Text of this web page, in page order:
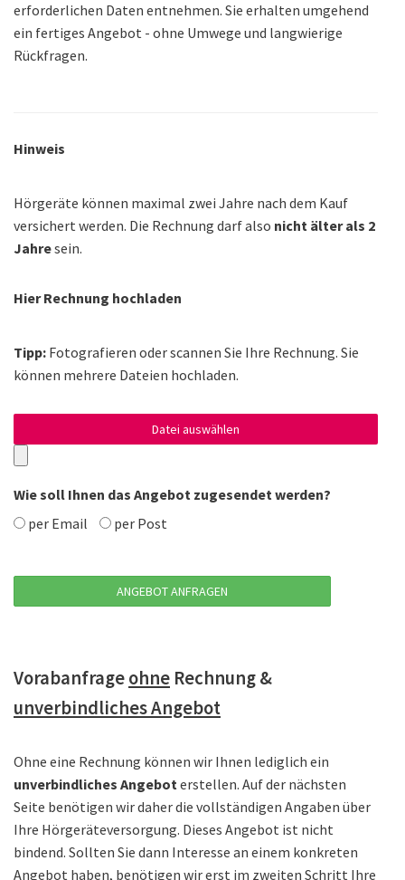
erforderlichen Daten entnehmen. Sie erhalten umgehend
ein fertiges Angebot - ohne Umwege und langwierige
Rückfragen.
Hinweis
Hörgeräte können maximal zwei Jahre nach dem Kauf
versichert werden. Die Rechnung darf also nicht älter als 2
Jahresein.
Hier Rechnung hochladen
Tipp: Fotografieren oder scannen Sie Ihre Rechnung. Sie
können mehrere Dateien hochladen.
Datei auswählen
Wie soll Ihnen das Angebot zugesendet werden?
per Email
per Post
Vorabanfrageohne Rechnung &
unverbindliches Angebot
Ohne eine Rechnung können wir Ihnen lediglich ein
unverbindliches Angebot erstellen. Auf der nächsten
Seite benötigen wir daher die vollständigen Angaben über
Ihre Hörgeräteversorgung. Dieses Angebot ist nicht
bindend. Sollten Sie dann Interesse an einem konkreten
Angebot haben, benötigen wir erst im zweiten Schritt Ihre